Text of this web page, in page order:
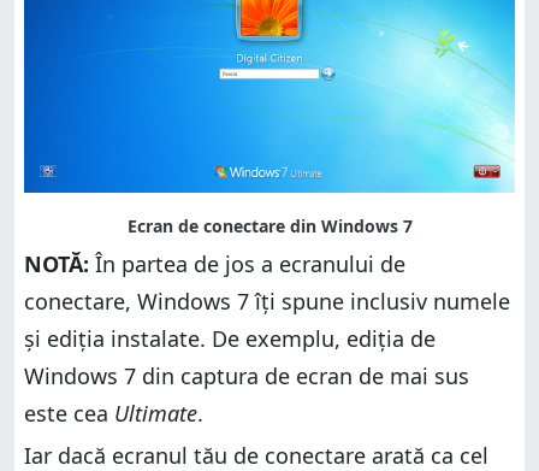
NOTĂ: În partea de jos a ecranului de
conectare, Windows 7 îți spune inclusiv numele
și ediția instalate. De exemplu, ediția de
Windows 7 din captura de ecran de mai sus
este cea Ultimate.
Iar dacă ecranul tău de conectare arată ca cel